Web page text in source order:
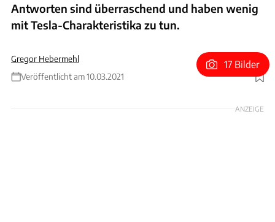
Antworten sind überraschend und haben wenig
mit Tesla-Charakteristika zu tun.
Gregor Hebermehl
Veröffentlicht am 10.03.2021
Foto: Hans-Dieter Seufert
17 Bilder
ANZEIGE